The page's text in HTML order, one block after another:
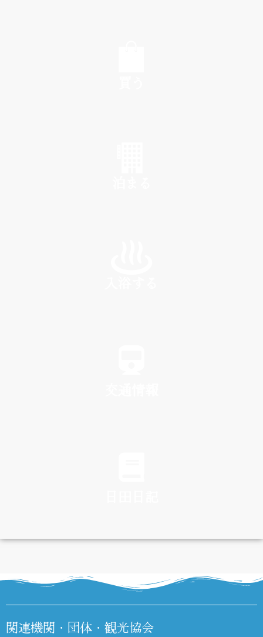
DIARY
関連機関・団体・観光協会